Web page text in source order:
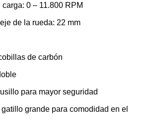
0 – 11.800 RPM
de la rueda: 22 mm
de carbón
para mayor seguridad
gatillo grande para comodidad en el